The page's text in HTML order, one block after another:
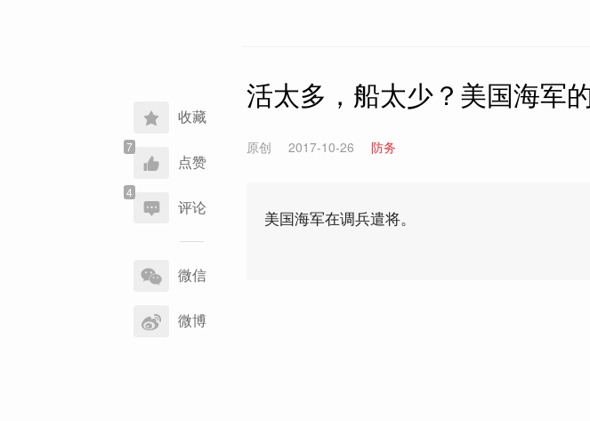
收藏
点赞
评论
享
到
微信
微博
活太多，船太少？美国海军
原创 2017-10-26 防务
美国海军在调兵遣将。